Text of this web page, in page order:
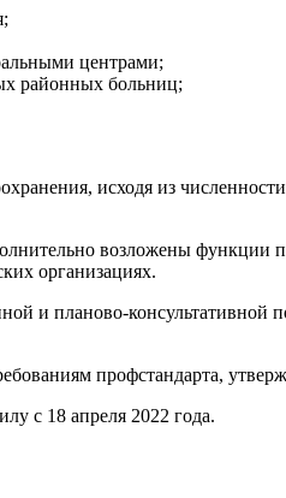
центрами;
районных больниц;
исходя из
возложены функции
организациях.
и планово-
профстандарта,
с 18 апреля 2022 года.